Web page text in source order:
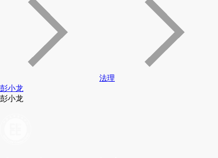
法理
彭小龙
彭小龙